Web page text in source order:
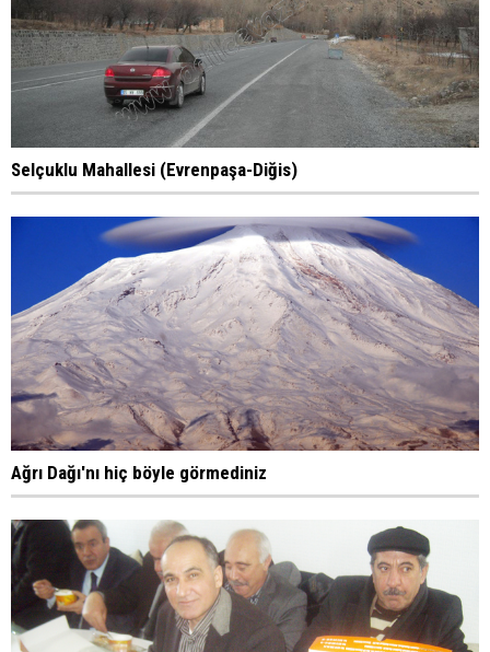
Selçuklu Mahallesi (Evrenpaşa-Diğis)
Ağrı Dağı'nı hiç böyle görmediniz